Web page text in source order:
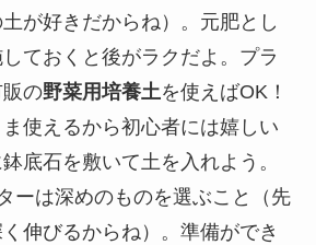
が好きだからね）。元肥とし
ておくと後がラクだよ。プラ
の野菜用培養土を使えばOK！
使えるから初心者には嬉しい
底石を敷いて土を入れよう。
ーは深めのものを選ぶこと（先
伸びるからね）。準備ができ